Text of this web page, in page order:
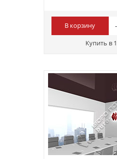
В корзину
Купить в